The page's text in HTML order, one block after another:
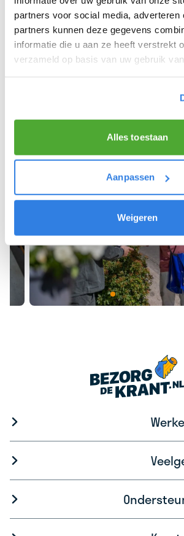
partners voor social media, adverteren
partners kunnen deze gegevens
informatie die u aan ze heeft verstrekt
verzameld op basis van uw gebruik
Alles toestaan
Aanpassen
Weigeren
We hopen dat je snel aan de slag
je veel succes! 🚴‍♂️💨